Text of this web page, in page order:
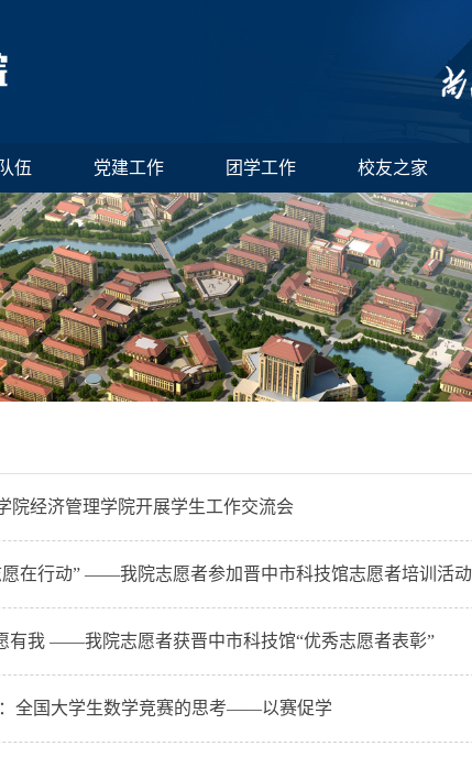
伍 党建工作 团学工作 校友之家
院经济管理学院开展学生工作交流会
愿在行动” ——我院志愿者参加晋中市科技馆志愿者培训活动
有我 ——我院志愿者获晋中市科技馆“优秀志愿者表彰”
全国大学生数学竞赛的思考——以赛促学